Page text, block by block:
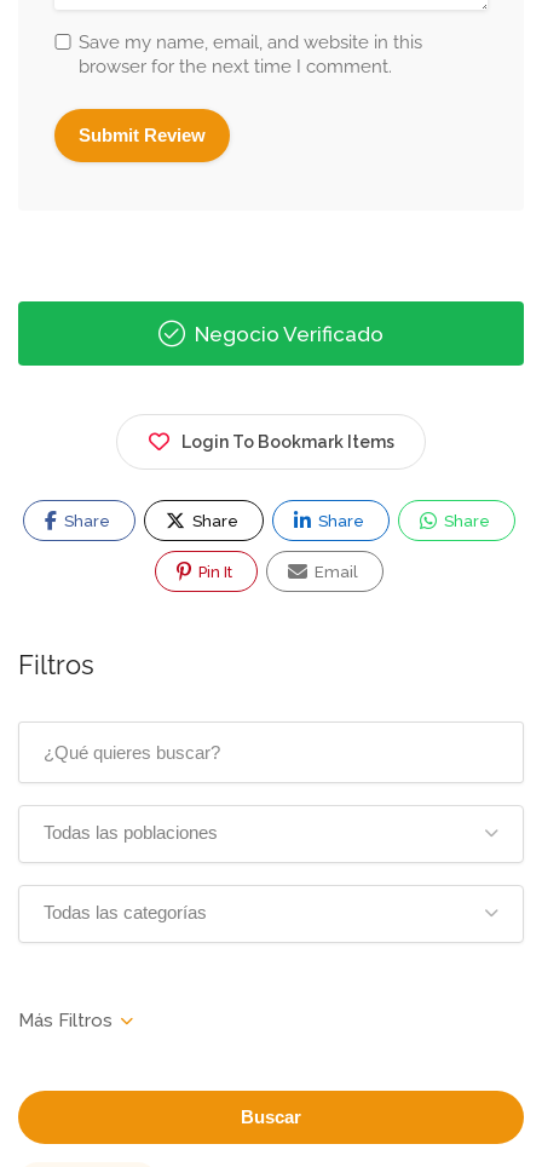
Save my name, email, and website in this
browser for the next time I comment.
Negocio Verificado
Login To Bookmark Items
Share Share Share Share
Pin It Email
Filtros
Todas las poblaciones
Todas las categorías
Buscar